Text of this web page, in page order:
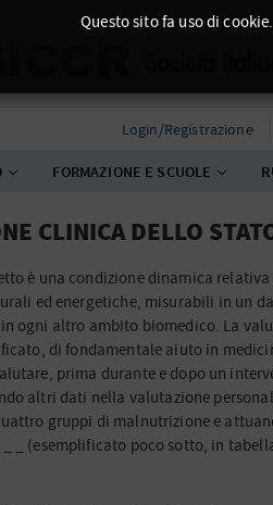
Login/Registrazione
FORMAZIONE E SCUOLE
CLINICA DELLO
è una condizione dinamica
ed energetiche, misurabili in un
ogni altro ambito biomedico. La
di fondamentale aiuto in
prima durante e dopo un
altri dati nella valutazione
gruppi di malnutrizione e
_ (esemplificato poco sotto, in
Questo sito fa uso di